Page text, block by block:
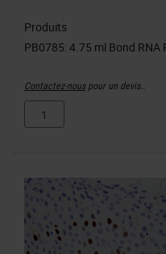
Produits
Contactez-nouspour un devis..